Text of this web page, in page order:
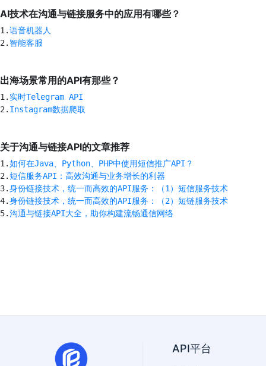
AI技术在沟通与链接服务中的应用有哪些？
1.语音机器人
2.智能客服
出海场景常用的API有那些？
1.实时Telegram API
2. Instagram数据爬取
关于沟通与链接API的文章推荐
1.如何在Java、Python、PHP中使用短信推广API？
2.短信服务API：高效沟通与业务增长的利器
3.身份链接技术，统一而高效的API服务：（1）短信服务技术
4.身份链接技术，统一而高效的API服务：（2）短链服务技术
5.沟通与链接API大全，助你构建流畅通信网络
API平台